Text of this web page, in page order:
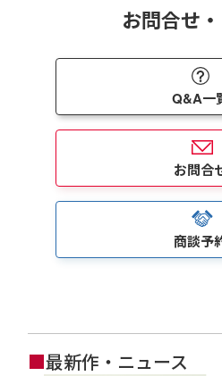
お問合せ
Q&A一
お問合
商談予
■最新作・ニュース